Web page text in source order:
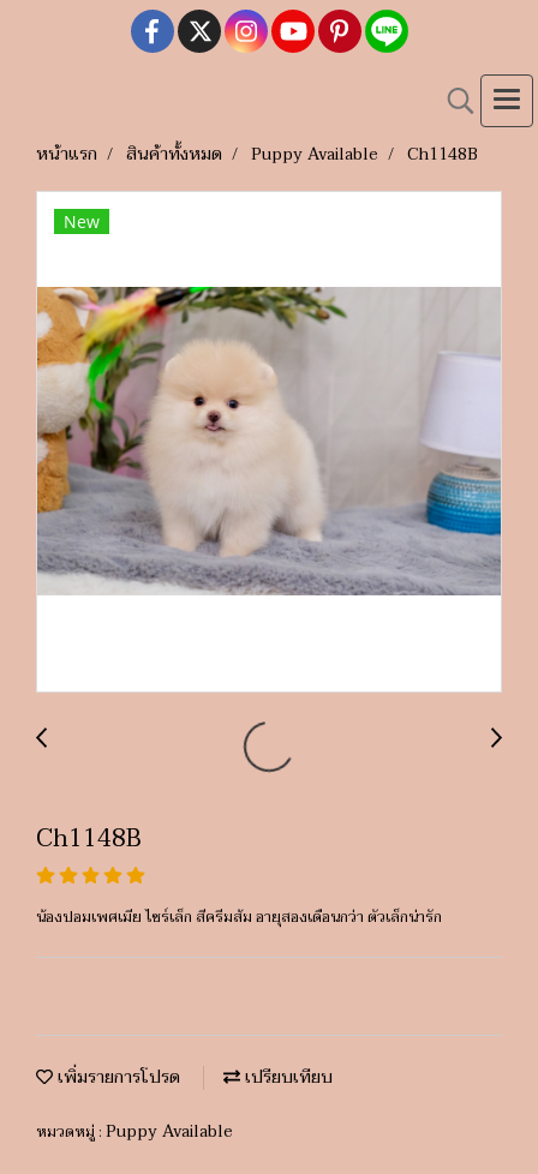
หน้าแรก สินค้าทั้งหมด Puppy Available Ch1148B
New
Ch1148B
น้องปอมเพศเมีย ไซร์เล็ก สีครีมส้ม อายุสองเดือนกว่า ตัวเล็กน่ารัก
เพิ่มรายการโปรด เปรียบเทียบ
หมวดหมู่ : Puppy Available